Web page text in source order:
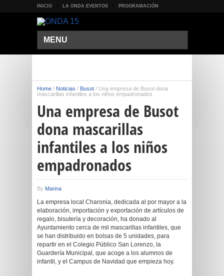
INICIO LA ONDA EVENTOS PROGRAMACIÓN
MENU
Home / Noticias / Busot / Una empresa de Busot dona
mascarillas infantiles a los niños empadronados
Una empresa de Busot
dona mascarillas
infantiles a los niños
empadronados
By Marina
La empresa local Charonia, dedicada al por mayor a la
elaboración, importación y exportación de artículos de
regalo, bisutería y decoración, ha donado al
Ayuntamiento cerca de mil mascarillas infantiles, que
se han distribuido en bolsas de 5 unidades, para
repartir en el Colegio Público San Lorenzo, la
Guardería Municipal, que acoge a los alumnos de
infantil, y el Campus de Navidad que empieza hoy.